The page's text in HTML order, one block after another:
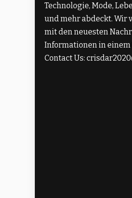
Technologie, Mode,
und mehr abdeckt. Wir
mit den neuesten
Informationen in
Contact Us: